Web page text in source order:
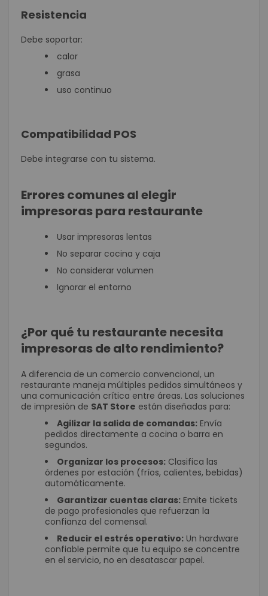
Resistencia
Debe soportar:
calor
grasa
uso continuo
Compatibilidad POS
Debe integrarse con tu sistema.
Errores comunes al elegir
impresoras para restaurante
Usar impresoras lentas
No separar cocina y caja
No considerar volumen
Ignorar el entorno
¿Por qué tu restaurante necesita
impresoras de alto rendimiento?
A diferencia de un comercio convencional, un
restaurante maneja múltiples pedidos simultáneos y
una comunicación crítica entre áreas. Las soluciones
de impresión de SAT Store están diseñadas para:
Agilizar la salida de comandas: Envía
pedidos directamente a cocina o barra en
segundos.
Organizar los procesos: Clasifica las
órdenes por estación (fríos, calientes, bebidas)
automáticamente.
Garantizar cuentas claras: Emite tickets
de pago profesionales que refuerzan la
confianza del comensal.
Reducir el estrés operativo: Un hardware
confiable permite que tu equipo se concentre
en el servicio, no en desatascar papel.